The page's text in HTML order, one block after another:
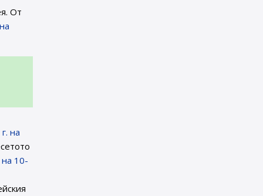
От
на
на 10-